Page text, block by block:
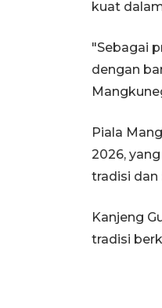
kuat
"Sebagai
dengan
Piala
2026,
tradisi dan
Kanjeng
tradisi